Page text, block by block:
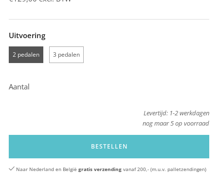
Uitvoering
2 pedalen 3 pedalen
Aantal
Levertijd: 1-2 werkdagen
nog maar5op voorraad
BESTELLEN
Naar Nederland en België gratis verzending vanaf 200,- (m.u.v. palletzendingen)